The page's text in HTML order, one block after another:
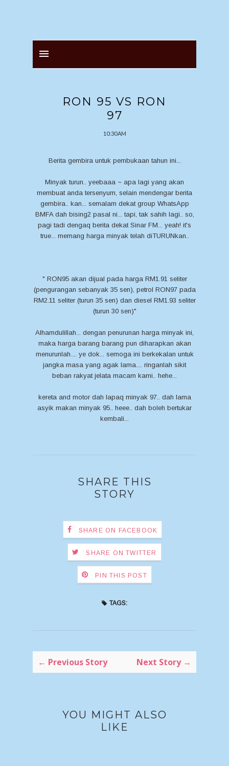
RON 95 VS RON
97
10:30 AM
Berita gembira untuk pembukaan tahun ini...
Minyak turun.. yeebaaa ~ apa lagi yang akan
membuat anda tersenyum, selain mendengar berita
gembira.. kan... semalam dekat group WhatsApp
BMFA dah bising2 pasal ni... tapi, tak sahih lagi.. so,
pagi tadi dengaq berita dekat Sinar FM... yeah! it's
true... memang harga minyak telah diTURUNkan..
" RON95 akan dijual pada harga RM1.91 seliter
(pengurangan sebanyak 35 sen), petrol RON97 pada
RM2.11 seliter (turun 35 sen) dan diesel RM1.93 seliter
(turun 30 sen)"
Alhamdulillah... dengan penurunan harga minyak ini,
maka harga barang barang pun diharapkan akan
menurunlah.... ye dok... semoga ini berkekalan untuk
jangka masa yang agak lama.... ringanlah sikit
beban rakyat jelata macam kami.. hehe...
kereta and motor dah lapaq minyak 97.. dah lama
asyik makan minyak 95.. heee.. dah boleh bertukar
kembali...
SHARE THIS
STORY
SHARE ON FACEBOOK
SHARE ON TWITTER
PIN THIS POST
TAGS:
← Previous Story Next Story →
YOU MIGHT ALSO
LIKE